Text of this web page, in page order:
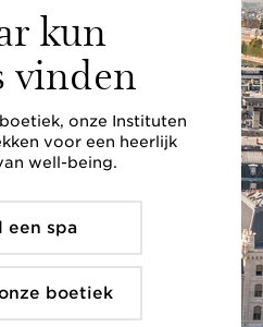
kun
vinden
onze Instituten
voor een heerlijk
well-being.
een spa
boetiek